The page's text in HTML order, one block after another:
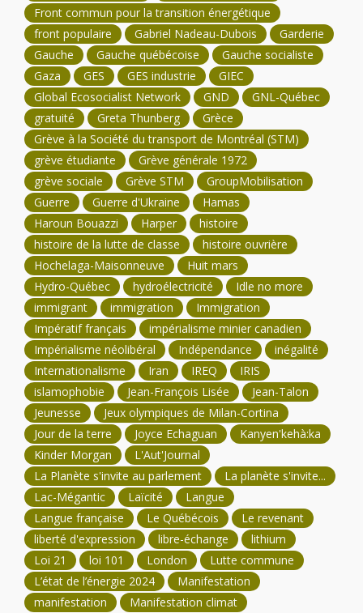
Front commun pour la transition énergétique
front populaire
Gabriel Nadeau-Dubois
Garderie
Gauche
Gauche québécoise
Gauche socialiste
Gaza
GES GES industrie
GIEC
Global Ecosocialist Network
GND
GNL-Québec
gratuité
Greta Thunberg
Grèce
Grève à la Société du transport de Montréal (STM)
grève étudiante
Grève générale 1972
grève sociale
Grève STM
GroupMobilisation
Guerre
Guerre d'Ukraine
Hamas
Haroun Bouazzi
Harper
histoire
histoire de la lutte de classe
histoire ouvrière
Hochelaga-Maisonneuve
Huit mars
Hydro-Québec
hydroélectricité
Idle no more
immigrant
immigration
Immigration
Impératif français
impérialisme minier canadien
Impérialisme néolibéral
Indépendance
inégalité
Internationalisme
Iran IREQ
IRIS
islamophobie
Jean-François Lisée
Jean-Talon
Jeunesse
Jeux olympiques de Milan-Cortina
Jour de la terre
Joyce Echaguan
Kanyen'kehà:ka
Kinder Morgan
L'Aut'Journal
La Planète s'invite au parlement
La planète s'invite...
Lac-Mégantic
Laïcité
Langue
Langue française
Le Québécois
Le revenant
liberté d'expression
libre-échange
lithium
Loi 21
loi 101 London
Lutte commune
L’état de l’énergie 2024
Manifestation
manifestation
Manifestation climat